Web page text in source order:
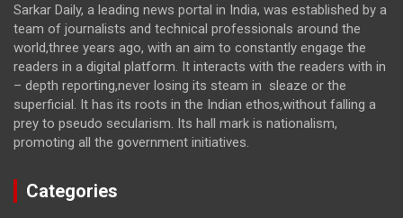
Sarkar Daily, a leading news portal in India, was established by a
team of journalists and technical professionals around the
world,three years ago, with an aim to constantly engage the
readers in a digital platform. It interacts with the readers with in
– depth reporting,never losing its steam in sleaze or the
superficial. It has its roots in the Indian ethos,without falling a
prey to pseudo secularism. Its hall mark is nationalism,
promoting all the government initiatives.
Categories